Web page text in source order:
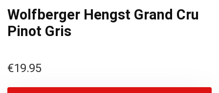
Wolfberger Hengst Grand Cru
Pinot Gris
€19.95